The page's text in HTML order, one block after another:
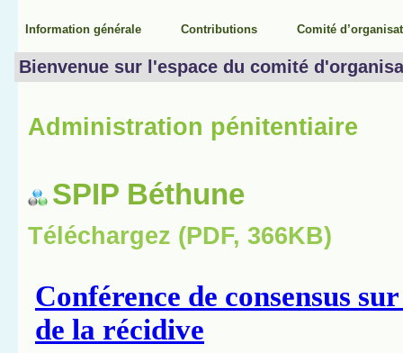
Information générale Contributions Comité
Bienvenue sur l'espace du comité
Administration pénitentiaire
SPIP Béthune
Téléchargez (PDF, 366KB)